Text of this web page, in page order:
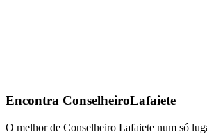
Encontra ConselheiroLafaiete
O melhor de Conselheiro Lafaiete num só